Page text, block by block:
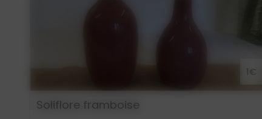
1€
Soliflore framboise